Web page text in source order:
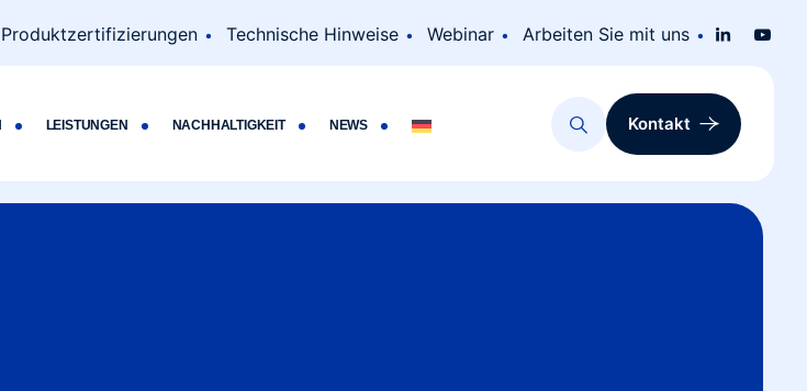
Produktzertifizierungen Technische Hinweise Webinar Arbeiten Sie mit uns
LEISTUNGEN NACHHALTIGKEIT NEWS Kontakt